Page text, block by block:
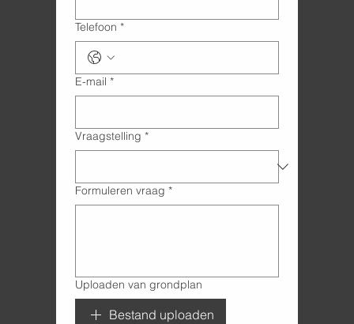
Telefoon *
E-mail *
Vraagstelling *
Formuleren vraag *
Uploaden van grondplan
Bestand uploaden